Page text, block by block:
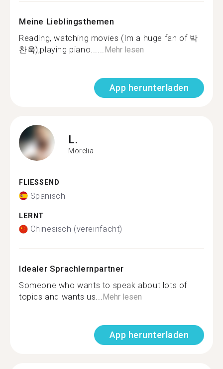
Meine Lieblingsthemen
Reading, watching movies (Im a huge fan of 박
찬욱),playing piano......Mehr lesen
App herunterladen
L.
Morelia
FLIESSEND
Spanisch
LERNT
Chinesisch (vereinfacht)
Idealer Sprachlernpartner
Someone who wants to speak about lots of
topics and wants us...Mehr lesen
App herunterladen